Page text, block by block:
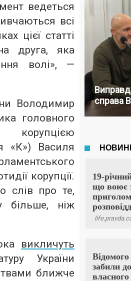
ведеться
всі
цієї статті
друга, яка
волі», —
Володимир
головного
«К») Василя
корупції.
слів про те,
більше, ніж
викличуть
України
ближче
справа